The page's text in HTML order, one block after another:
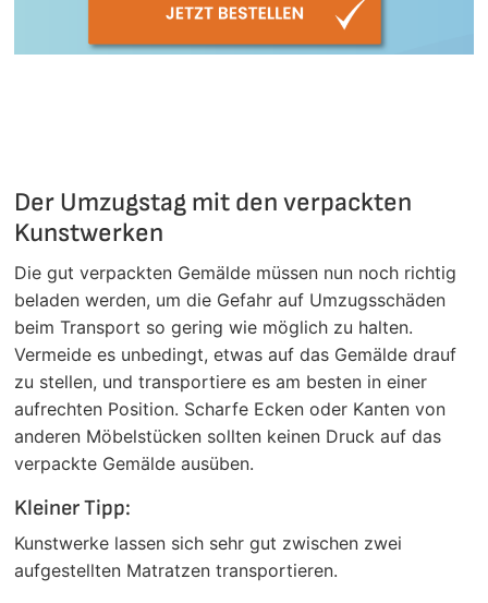
Der Umzugstag mit den verpackten
Kunstwerken
Die gut verpackten Gemälde müssen nun noch richtig
beladen werden, um die Gefahr auf Umzugsschäden
beim Transport so gering wie möglich zu halten.
Vermeide es unbedingt, etwas auf das Gemälde drauf
zu stellen, und transportiere es am besten in einer
aufrechten Position. Scharfe Ecken oder Kanten von
anderen Möbelstücken sollten keinen Druck auf das
verpackte Gemälde ausüben.
Kleiner Tipp:
Kunstwerke lassen sich sehr gut zwischen zwei
aufgestellten Matratzen transportieren.